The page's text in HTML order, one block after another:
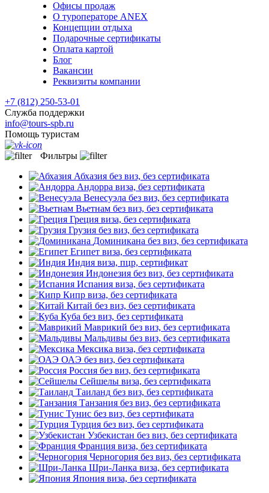
Офисы продаж
О туроператоре ANEX
Концепции отдыха
Подарочные сертификаты
Оплата картой
Блог
Вакансии
Реквизиты компании
+7 (812) 250-53-01
Служба поддержки
info@tours-spb.ru
Помощь туристам
Фильтры
Абхазия без виз, без сертификата
Андорра виза, без сертификата
Венесуэла без виз, без сертификата
Вьетнам без виз, без сертификата
Греция виза, без сертификата
Грузия без виз, без сертификата
Доминикана без виз, без сертификата
Египет виза, без сертификата
Индия виза, пцр, сертификат
Индонезия без виз, без сертификата
Испания виза, без сертификата
Кипр виза, без сертификата
Китай без виз, без сертификата
Куба без виз, без сертификата
Маврикий без виз, без сертификата
Мальдивы без виз, без сертификата
Мексика виза, без сертификата
ОАЭ без виз, без сертификата
Россия без виз, без сертификата
Сейшелы виза, без сертификата
Таиланд без виз, без сертификата
Танзания без виз, без сертификата
Тунис без виз, без сертификата
Турция без виз, без сертификата
Узбекистан без виз, без сертификата
Франция виза, без сертификата
Черногория без виз, без сертификата
Шри-Ланка виза, без сертификата
Япония виза, без сертификата